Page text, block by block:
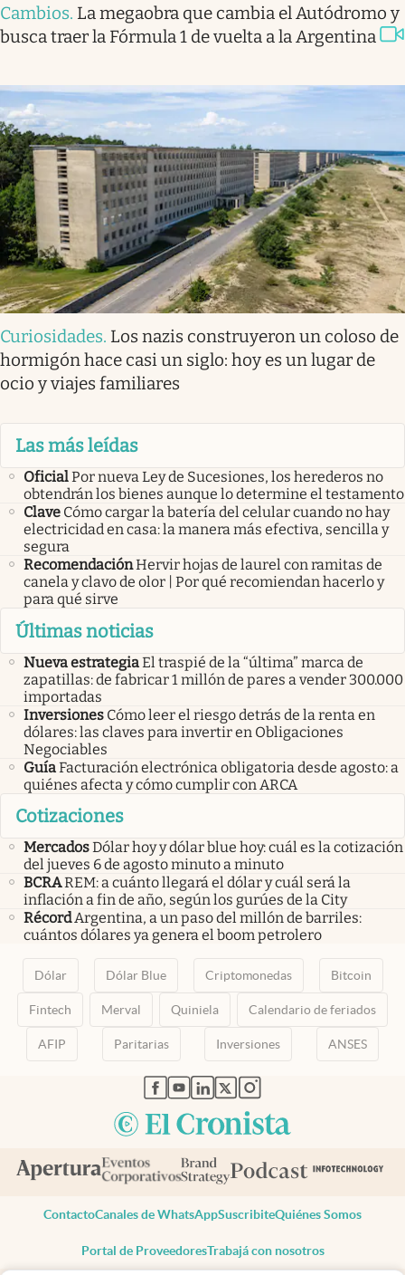
Cambios. La megaobra que cambia el Autódromo y
busca traer la Fórmula 1 de vuelta a la Argentina
Curiosidades. Los nazis construyeron un coloso de
hormigón hace casi un siglo: hoy es un lugar de
ocio y viajes familiares
Las más leídas
OficialPor nueva Ley de Sucesiones, los herederos no
obtendrán los bienes aunque lo determine el testamento
Clave Cómo cargar la batería del celular cuando no hay
electricidad en casa: la manera más efectiva, sencilla y
segura
RecomendaciónHervir hojas de laurel con ramitas de
canela y clavo de olor | Por qué recomiendan hacerlo y
para qué sirve
Últimas noticias
Nueva estrategiaEl traspié de la “última” marca de
zapatillas: de fabricar 1 millón de pares a vender 300.000
importadas
Inversiones Cómo leer el riesgo detrás de la renta en
dólares: las claves para invertir en Obligaciones
Negociables
GuíaFacturación electrónica obligatoria desde agosto: a
quiénes afecta y cómo cumplir con ARCA
Cotizaciones
MercadosDólar hoy y dólar blue hoy: cuál es la cotización
del jueves 6 de agosto minuto a minuto
BCRAREM: a cuánto llegará el dólar y cuál será la
inflación a fin de año, según los gurúes de la City
RécordArgentina, a un paso del millón de barriles:
cuántos dólares ya genera el boom petrolero
Dólar Dólar Blue Criptomonedas Bitcoin
Fintech Merval Quiniela Calendario de feriados
AFIP Paritarias Inversiones ANSES
abre en nueva pestaña
abre en nueva pestaña
abre en nueva pestaña
abre en nueva pestaña
abre en nueva pestaña
ContactoCanales de WhatsAppSuscribiteQuiénes Somos
Portal de ProveedoresTrabajá con nosotros